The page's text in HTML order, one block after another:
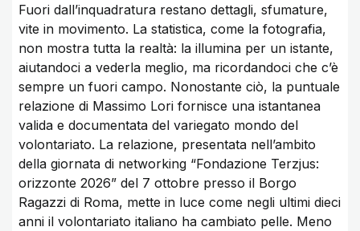
Fuori dall’inquadratura restano dettagli, sfumature,
vite in movimento. La statistica, come la fotografia,
non mostra tutta la realtà: la illumina per un istante,
aiutandoci a vederla meglio, ma ricordandoci che c’è
sempre un fuori campo. Nonostante ciò, la puntuale
relazione di Massimo Lori fornisce una istantanea
valida e documentata del variegato mondo del
volontariato. La relazione, presentata nell’ambito
della giornata di networking “Fondazione Terzjus:
orizzonte 2026” del 7 ottobre presso il Borgo
Ragazzi di Roma, mette in luce come negli ultimi dieci
anni il volontariato italiano ha cambiato pelle. Meno